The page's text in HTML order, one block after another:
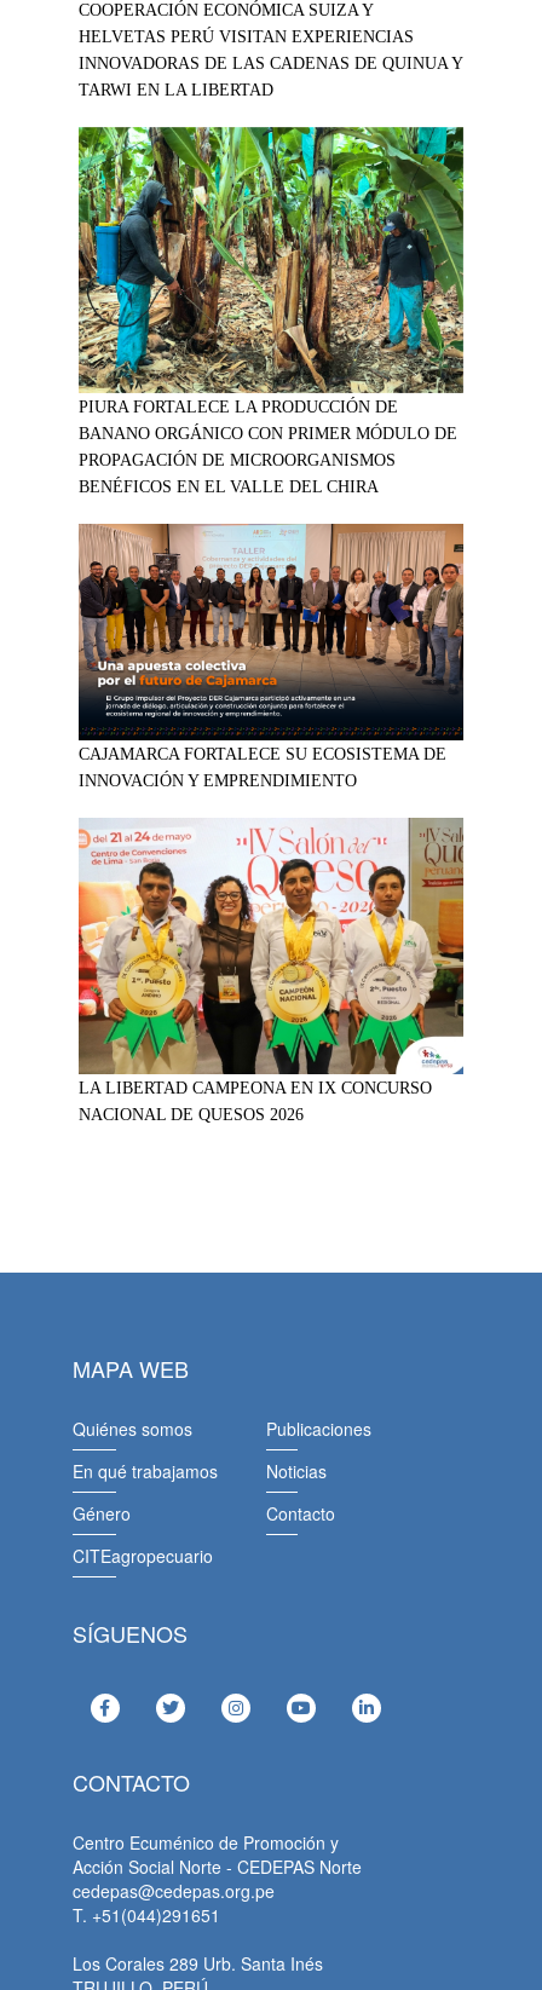
COOPERACIÓN ECONÓMICA SUIZA Y
HELVETAS PERÚ VISITAN EXPERIENCIAS
INNOVADORAS DE LAS CADENAS DE QUINUA Y
TARWI EN LA LIBERTAD
PIURA FORTALECE LA PRODUCCIÓN DE
BANANO ORGÁNICO CON PRIMER MÓDULO DE
PROPAGACIÓN DE MICROORGANISMOS
BENÉFICOS EN EL VALLE DEL CHIRA
CAJAMARCA FORTALECE SU ECOSISTEMA DE
INNOVACIÓN Y EMPRENDIMIENTO
LA LIBERTAD CAMPEONA EN IX CONCURSO
NACIONAL DE QUESOS 2026
MAPA WEB
Quiénes somos
En qué trabajamos
Género
CITEagropecuario
Publicaciones
Noticias
Contacto
SÍGUENOS
CONTACTO
Centro Ecuménico de Promoción y
Acción Social Norte - CEDEPAS Norte
cedepas@cedepas.org.pe
T. +51(044)291651
Los Corales 289 Urb. Santa Inés